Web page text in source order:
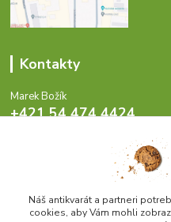
Kontakty
Marek Božík
+421 54 474 4424
info@antikvariat.sk
Náš antikvarát a partneri
cookies, aby Vám mohli